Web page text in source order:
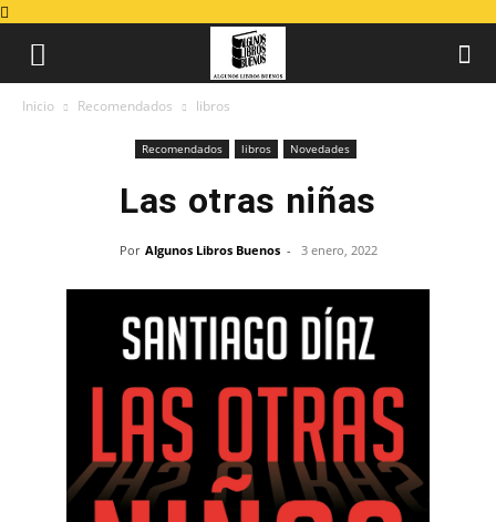
Inicio Recomendados libros
Recomendados libros Novedades
Las otras niñas
Por Algunos Libros Buenos - 3 enero, 2022